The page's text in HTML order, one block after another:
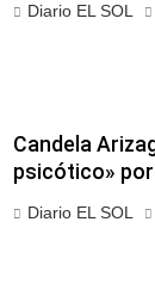
Diario EL SOL
Candela
psicótico»
Diario EL SOL